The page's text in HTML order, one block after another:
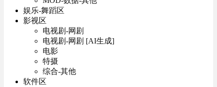
娱乐-舞蹈区
影视区
电视剧-网剧
电视剧-网剧 [AI生成]
电影
特摄
综合-其他
软件区